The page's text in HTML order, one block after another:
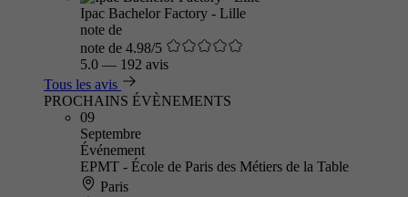
Ipac Bachelor Factory - Lille
note de
note de 4.98/5
5.0 — 192 avis
Tous les avis
PROCHAINS ÉVÈNEMENTS
09
Septembre
Événement
EPMT - École de Paris des Métiers de la Table
Paris